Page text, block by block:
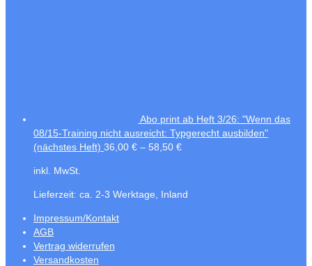
Abo print ab Heft 3/26: "Wenn das
08/15-Training nicht ausreicht: Typgerecht ausbilden"
(nächstes Heft) 36,00 € – 58,50 €
inkl. MwSt.
Lieferzeit: ca. 2-3 Werktage, Inland
Impressum/Kontakt
AGB
Vertrag widerrufen
Versandkosten